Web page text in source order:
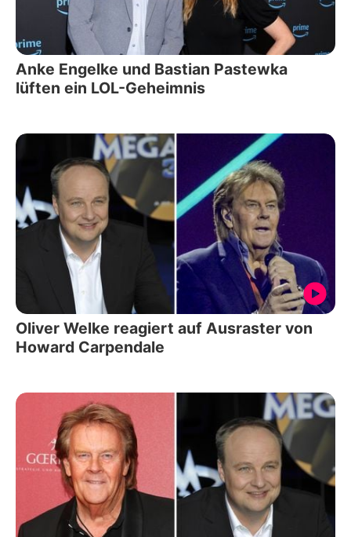
Anke Engelke und Bastian Pastewka
lüften ein LOL-Geheimnis
Oliver Welke reagiert auf Ausraster von
Howard Carpendale